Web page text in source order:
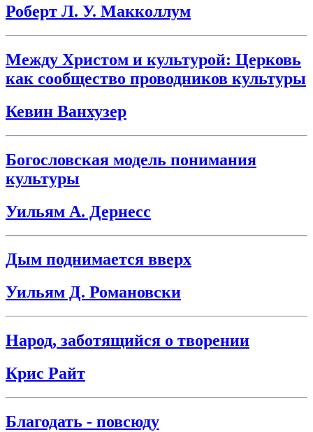
Роберт Л. У. Макколлум
Между Христом и культурой: Церковь
как сообщество проводников культуры
Кевин Ванхузер
Богословская модель понимания
культуры
Уильям А. Дернесс
Дым поднимается вверх
Уильям Д. Романовски
Народ, заботящийся о творении
Крис Райт
Благодать - повсюду